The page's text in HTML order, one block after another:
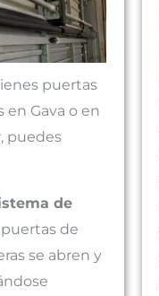
puertas
en Gava o en
puedes
de
puertas de
se abren y